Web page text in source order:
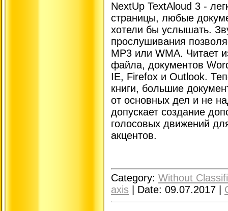
NextUp TextAloud 3 -
страницы, любые
хотели бы услышать.
прослушивания
MP3 или WMA. Читает
файла, документов
IE, Firefox и Outlook.
книги, большие
от основных дел и не
допускает создание
голосовых движений
акцентов.
Category: Without
axis
Date: 09.07.2017